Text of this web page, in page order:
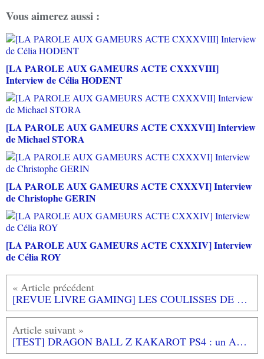
Vous aimerez aussi :
[LA PAROLE AUX GAMEURS ACTE CXXXVIII]
Interview de Célia HODENT
[LA PAROLE AUX GAMEURS ACTE CXXXVII] Interview
de Michael STORA
[LA PAROLE AUX GAMEURS ACTE CXXXVI] Interview
de Christophe GERIN
[LA PAROLE AUX GAMEURS ACTE CXXXIV] Interview
de Célia ROY
[REVUE LIVRE GAMING] LES COULISSES DE DEVOLVER Business et punk attitude chez THIRD EDITIONS
[TEST] DRAGON BALL Z KAKAROT PS4 : un ARPG dans l'univers de DBZ ça se refuse pas!